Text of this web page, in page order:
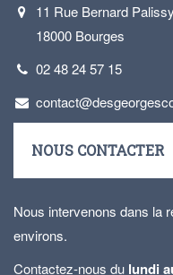
11 Rue Bernard Palissy
18000 Bourges
02 48 24 57 15
NOUS CONTACTER
Nous intervenons dans la
environs.
Contactez-nous du lundi